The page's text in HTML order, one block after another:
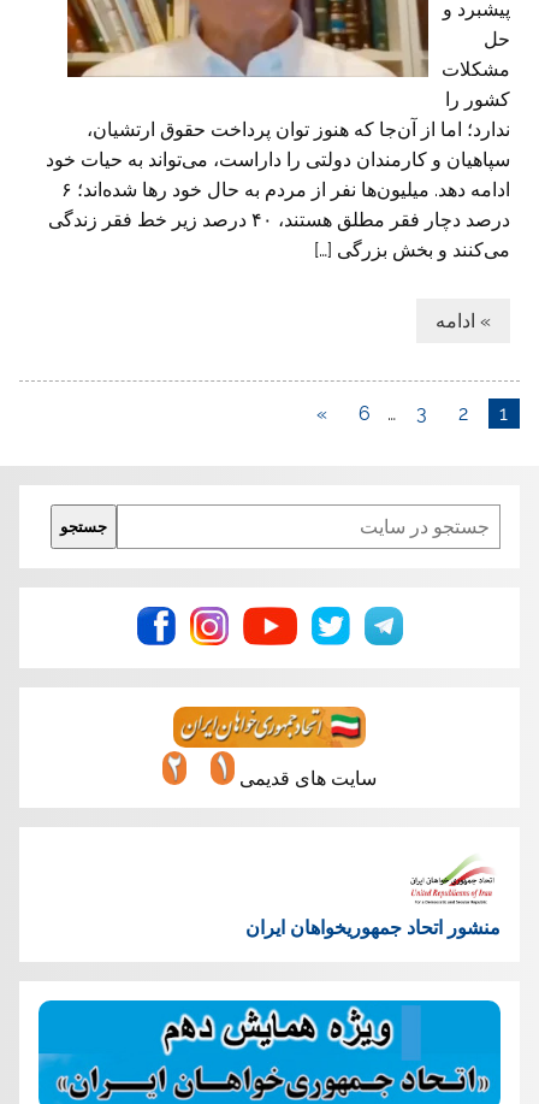
پیشبرد و
حل
مشکلات
کشور را
ندارد؛ اما از آن‌جا که هنوز توان پرداخت حقوق ارتشیان،
سپاهیان و کارمندان دولتی را داراست، می‌تواند به حیات خود
ادامه دهد. میلیون‌ها نفر از مردم به حال خود رها شده‌اند؛ ۶
درصد دچار فقر مطلق هستند، ۴۰ درصد زیر خط فقر زندگی
می‌کنند و بخش بزرگی […]
» ادامه
1
2
3
…
6
»
Search
جستجو
سایت های قدیمی
منشور اتحاد جمهوریخواهان ایران